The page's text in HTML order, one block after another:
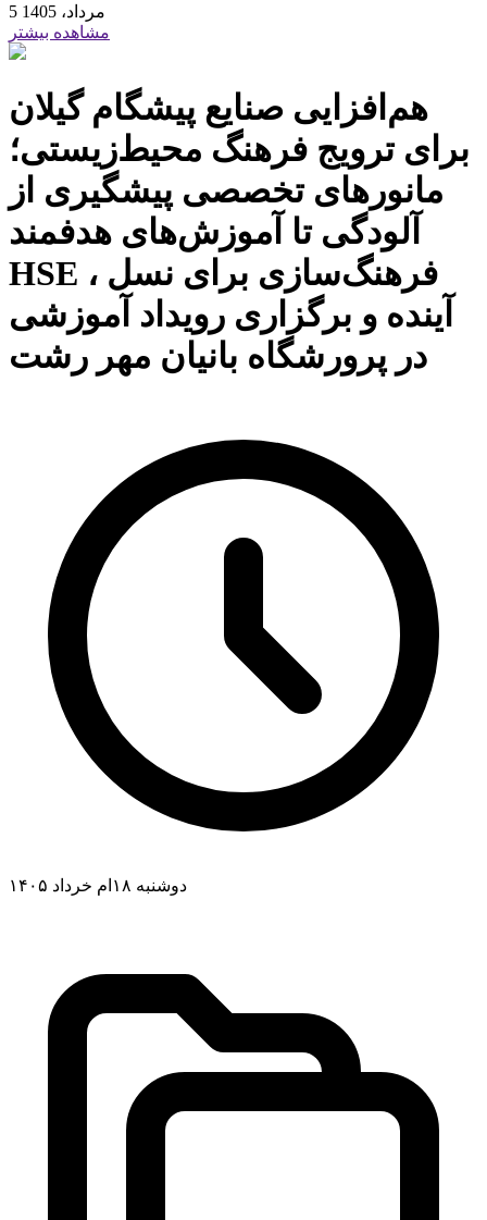
5 مرداد، 1405
مشاهده بیشتر
هم‌افزایی صنایع پیشگام گیلان
برای ترویج فرهنگ محیط‌زیستی؛
مانورهای تخصصی پیشگیری از
آلودگی تا آموزش‌های هدفمند
HSE ، فرهنگ‌سازی برای نسل
آینده و برگزاری رویداد آموزشی
در پرورشگاه بانیان مهر رشت
دوشنبه ۱۸ام خرداد ۱۴۰۵